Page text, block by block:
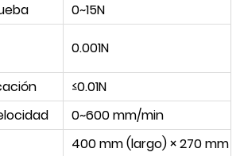
0~15N
0.001N
≤0.01N
0~600 mm/min
400 mm (largo) × 270 mm